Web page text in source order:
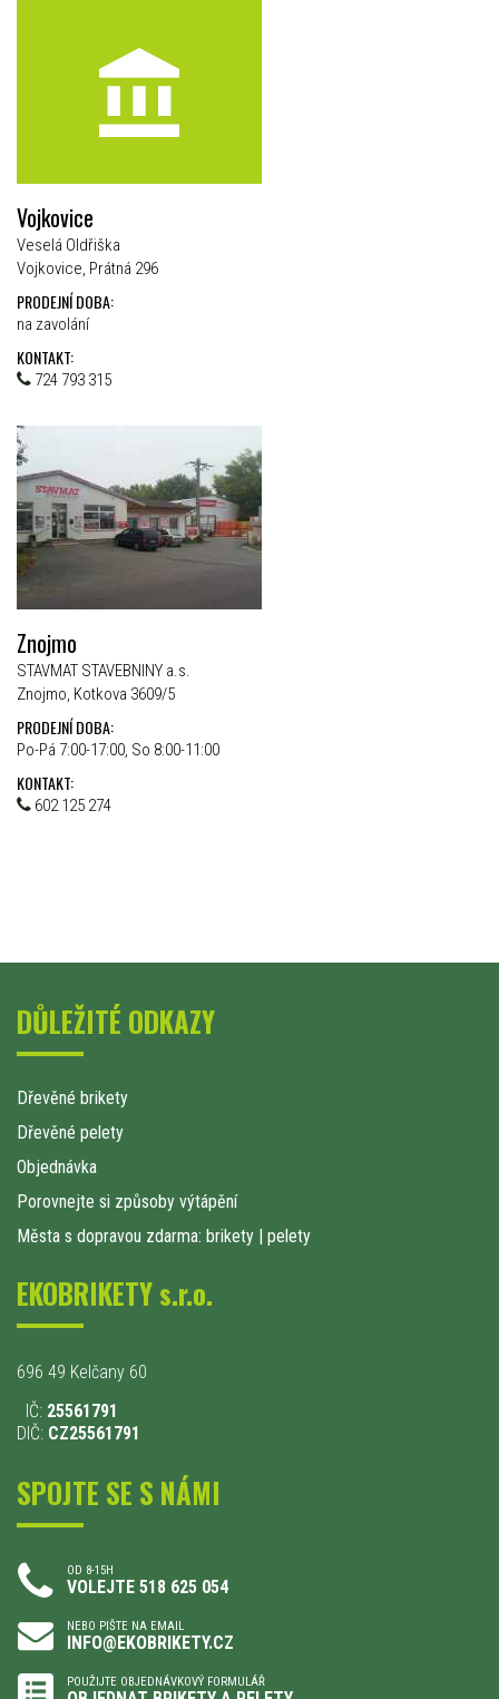
Vojkovice
Veselá Oldřiška
Vojkovice, Prátná 296
PRODEJNÍ DOBA:
na zavolání
KONTAKT:
724 793 315
Znojmo
STAVMAT STAVEBNINY a.s.
Znojmo, Kotkova 3609/5
PRODEJNÍ DOBA:
Po-Pá 7:00-17:00, So 8:00-11:00
KONTAKT:
602 125 274
DŮLEŽITÉ ODKAZY
Dřevěné brikety
Dřevěné pelety
Objednávka
Porovnejte si způsoby výtápění
Města s dopravou zdarma: brikety | pelety
EKOBRIKETY s.r.o.
696 49 Kelčany 60
IČ: 25561791
DIČ: CZ25561791
SPOJTE SE S NÁMI
OD 8-15H
VOLEJTE 518 625 054
NEBO PIŠTE NA EMAIL
INFO@EKOBRIKETY.CZ
POUŽIJTE OBJEDNÁVKOVÝ FORMULÁŘ